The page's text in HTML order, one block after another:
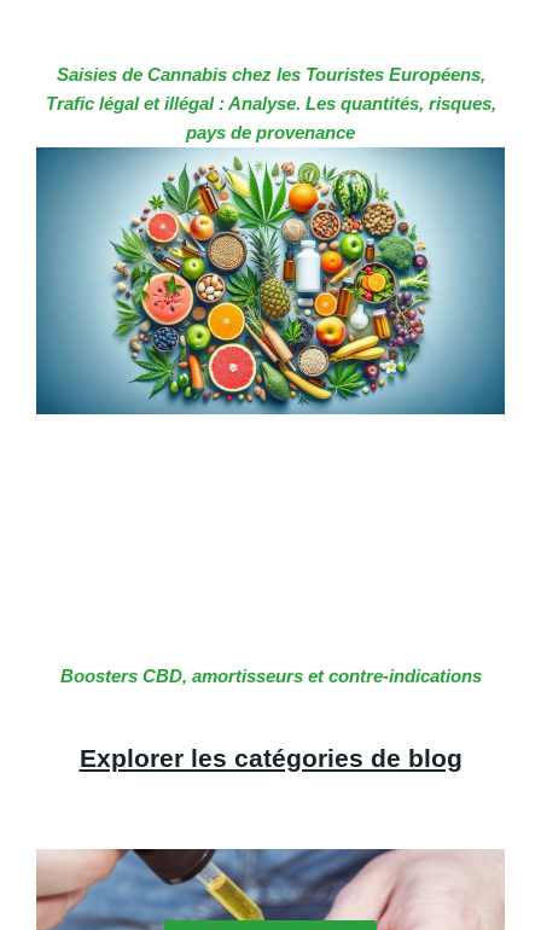
Saisies de Cannabis chez les Touristes Européens,
Trafic légal et illégal : Analyse. Les quantités, risques,
pays de provenance
Boosters CBD, amortisseurs et contre-indications
Explorer les catégories de blog